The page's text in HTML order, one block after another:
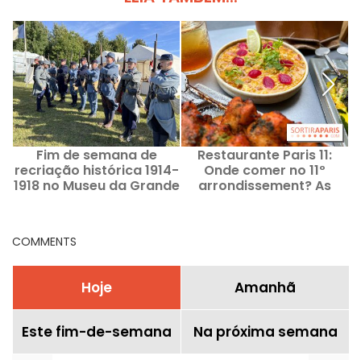
Fim de semana de
recriação histórica 1914-
1918 no Museu da Grande
Restaurante Paris 11:
Onde comer no 11º
arrondissement? As
COMMENTS
Hoje Amanhã
Este fim-de-semana Na próxima semana